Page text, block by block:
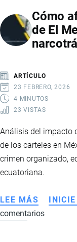
Cómo
de El
ARTÍCULO
23 FEBRERO, 2026
4 MINUTOS
23 VISTAS
Análisis del impacto
de los carteles en
crimen organizado,
ecuatoriana.
LEE MÁS SOBRE
CÓMO
comentarios